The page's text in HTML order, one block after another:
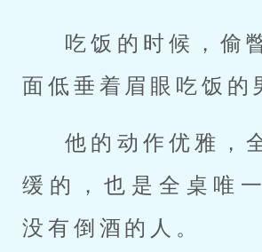
吃饭的时候，偷
面低垂着眉眼吃饭的
他的动作优雅，
缓的，也是全桌唯
没有倒酒的人。